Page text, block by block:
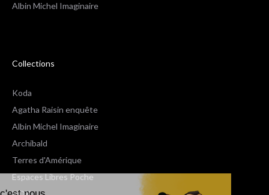
Albin Michel Imaginaire
Collections
Koda
Agatha Raisin enquête
Albin Michel Imaginaire
Archibald
Terres d'Amérique
Espaces Libres Poche